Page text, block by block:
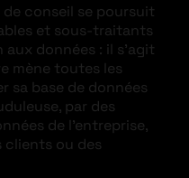
conseil se poursuit
et sous-traitants
données : il s’agit
mène toutes les
sa base de données
par des
de l’entreprise,
clients ou des